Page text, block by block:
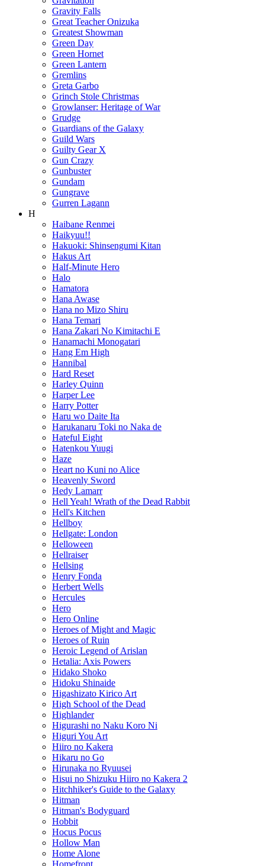
Gravity Falls
Great Teacher Onizuka
Greatest Showman
Green Day
Green Hornet
Green Lantern
Gremlins
Greta Garbo
Grinch Stole Christmas
Growlanser: Heritage of War
Grudge
Guardians of the Galaxy
Guild Wars
Guilty Gear X
Gun Crazy
Gunbuster
Gundam
Gungrave
Gurren Lagann
H
Haibane Renmei
Haikyuu!!
Hakuoki: Shinsengumi Kitan
Hakus Art
Half-Minute Hero
Halo
Hamatora
Hana Awase
Hana no Mizo Shiru
Hana Temari
Hana Zakari No Kimitachi E
Hanamachi Monogatari
Hang Em High
Hannibal
Hard Reset
Harley Quinn
Harper Lee
Harry Potter
Haru wo Daite Ita
Harukanaru Toki no Naka de
Hateful Eight
Hatenkou Yuugi
Haze
Heart no Kuni no Alice
Heavenly Sword
Hedy Lamarr
Hell Yeah! Wrath of the Dead Rabbit
Hell's Kitchen
Hellboy
Hellgate: London
Helloween
Hellraiser
Hellsing
Henry Fonda
Herbert Wells
Hercules
Hero
Hero Online
Heroes of Might and Magic
Heroes of Ruin
Heroic Legend of Arislan
Hetalia: Axis Powers
Hidako Shoko
Hidoku Shinaide
Higashizato Kirico Art
High School of the Dead
Highlander
Higurashi no Naku Koro Ni
Higuri You Art
Hiiro no Kakera
Hikaru no Go
Hirunaka no Ryuusei
Hisui no Shizuku Hiiro no Kakera 2
Hitchhiker's Guide to the Galaxy
Hitman
Hitman's Bodyguard
Hobbit
Hocus Pocus
Hollow Man
Home Alone